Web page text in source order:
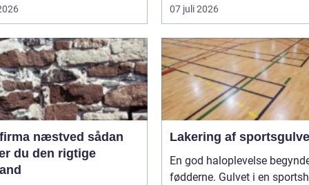
07 juli 2026
næstved sådan
du den rigtige
Lakering af sportsgulve
En god haloplevelse
fødderne. Gulvet i en